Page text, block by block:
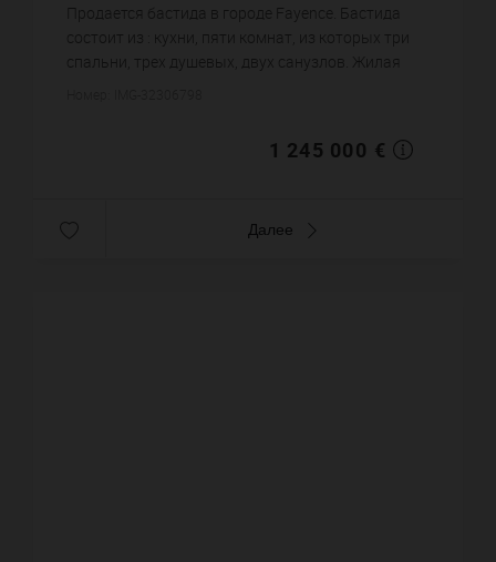
Продается бастида в городе Fayence. Бастида
состоит из : кухни, пяти комнат, из которых три
спальни, трех душевых, двух санузлов. Жилая
1 245 000 €
Далее